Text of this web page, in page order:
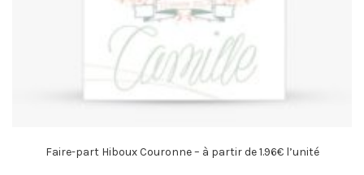
Faire-part Hiboux Couronne – à partir de 1.96€ l’unité